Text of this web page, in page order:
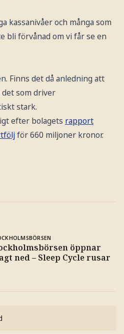
kassanivåer och många som
bli förvånad om vi får se en
Finns det då anledning att
som driver
stark.
efter bolagets rapport
för 660 miljoner kronor.
öppnar
ned – Sleep Cycle rusar